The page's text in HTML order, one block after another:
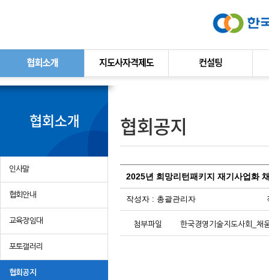
인사말
협회안내
교육장임대
포토갤러리
협회공지
2025년 희망리턴패키지 재기사업화
작성자 : 총괄관리자
첨부파일 한국경영기술지도사회_